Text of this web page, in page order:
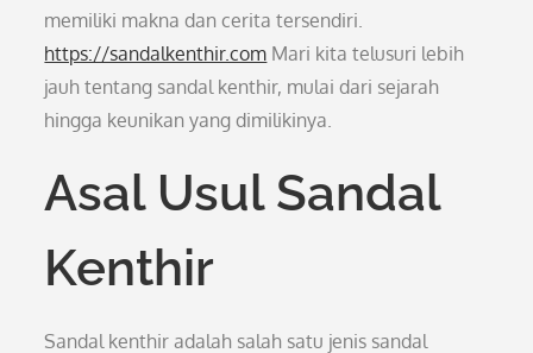
memiliki makna dan cerita tersendiri.
https://sandalkenthir.com Mari kita telusuri lebih
jauh tentang sandal kenthir, mulai dari sejarah
hingga keunikan yang dimilikinya.
Asal Usul Sandal
Kenthir
Sandal kenthir adalah salah satu jenis sandal